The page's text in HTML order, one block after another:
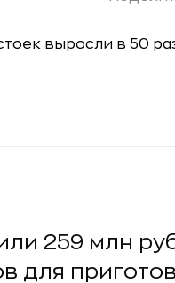
259 млн
для